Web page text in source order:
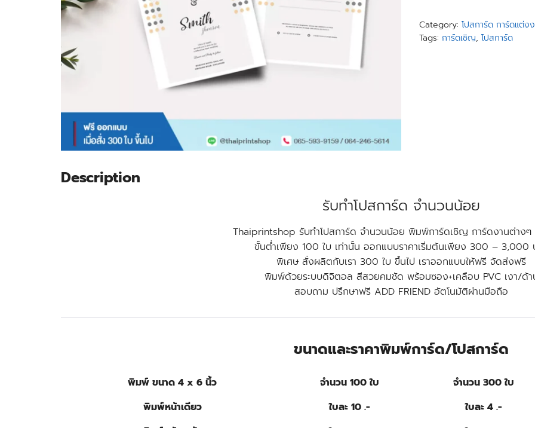
Category: โปสการ์ด การ์ดแต่ง
Tags: การ์ดเชิญ, โปสการ์ด
Description
รับทำโปสการ์ด จำนวนน้อย
Thaiprintshop รับทำโปสการ์ด จำนวนน้อย พิมพ์การ์ดเชิญ การ์ดงานต่างๆ
ขั้นต่ำเพียง 100 ใบ เท่านั้น ออกแบบราคาเริ่มต้นเพียง 300 – 3,000
พิเศษ สั่งผลิตกับเรา 300 ใบ ขึ้นไป เราออกแบบให้ฟรี จัดส่งฟรี
พิมพ์ด้วยระบบดิจิตอล สีสวยคมชัด พร้อมซอง+เคลือบ PVC เงา/ด้า
สอบถาม ปรึกษาฟรี ADD FRIEND อัตโนมัติผ่านมือถือ
ขนาดและราคาพิมพ์การ์ด/โปสการ์ด
พิมพ์ ขนาด 4 x 6 นิ้ว จำนวน 100 ใบ จำนวน 300 ใบ
พิมพ์หน้าเดียว
ใบละ 10 .- ใบละ 4 .-